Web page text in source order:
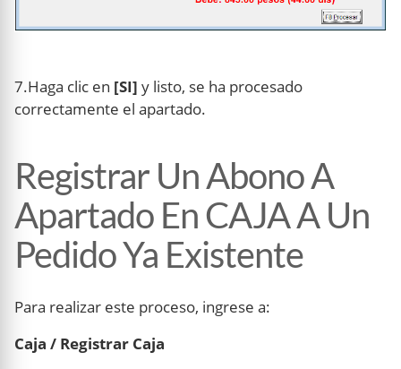
7.Haga clic en [SI] y listo, se ha procesado
correctamente el apartado.
Registrar Un Abono A
Apartado En CAJA A Un
Pedido Ya Existente
Para realizar este proceso, ingrese a:
Caja / Registrar Caja